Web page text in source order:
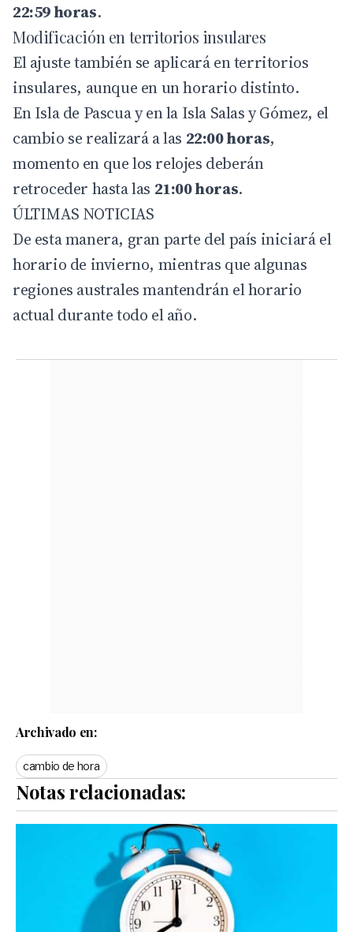
22:59 horas.
Modificación en territorios insulares
El ajuste también se aplicará en territorios
insulares, aunque en un horario distinto.
En Isla de Pascua y en la Isla Salas y Gómez, el
cambio se realizará a las 22:00 horas,
momento en que los relojes deberán
retroceder hasta las 21:00 horas.
ÚLTIMAS NOTICIAS
De esta manera, gran parte del país iniciará el
horario de invierno, mientras que algunas
regiones australes mantendrán el horario
actual durante todo el año.
Archivado en:
cambio de hora
Notas relacionadas: